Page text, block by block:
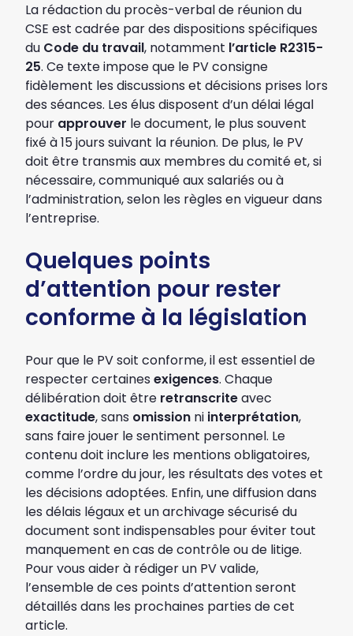
La rédaction du procès-verbal de réunion du
CSE est cadrée par des dispositions spécifiques
du Code du travail, notamment l’article R2315-
25. Ce texte impose que le PV consigne
fidèlement les discussions et décisions prises lors
des séances. Les élus disposent d’un délai légal
pour approuver le document, le plus souvent
fixé à 15 jours suivant la réunion. De plus, le PV
doit être transmis aux membres du comité et, si
nécessaire, communiqué aux salariés ou à
l’administration, selon les règles en vigueur dans
l’entreprise.
Quelques points
d’attention pour rester
conforme à la législation
Pour que le PV soit conforme, il est essentiel de
respecter certaines exigences. Chaque
délibération doit être retranscriteavec
exactitude, sans omission ni interprétation,
sans faire jouer le sentiment personnel. Le
contenu doit inclure les mentions obligatoires,
comme l’ordre du jour, les résultats des votes et
les décisions adoptées. Enfin, une diffusion dans
les délais légaux et un archivage sécurisé du
document sont indispensables pour éviter tout
manquement en cas de contrôle ou de litige.
Pour vous aider à rédiger un PV valide,
l’ensemble de ces points d’attention seront
détaillés dans les prochaines parties de cet
article.